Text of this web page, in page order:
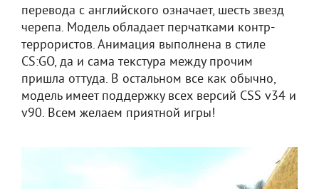
перевода с английского означает, шесть звезд
черепа. Модель обладает перчатками контр-
террористов. Анимация выполнена в стиле
CS:GO, да и сама текстура между прочим
пришла оттуда. В остальном все как обычно,
модель имеет поддержку всех версий CSS v34 и
v90. Всем желаем приятной игры!